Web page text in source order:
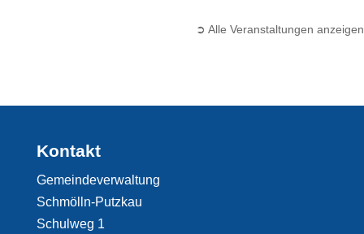
➲ Alle Veranstaltungen anzeigen
Kontakt
Gemeindeverwaltung
Schmölln-Putzkau
Schulweg 1